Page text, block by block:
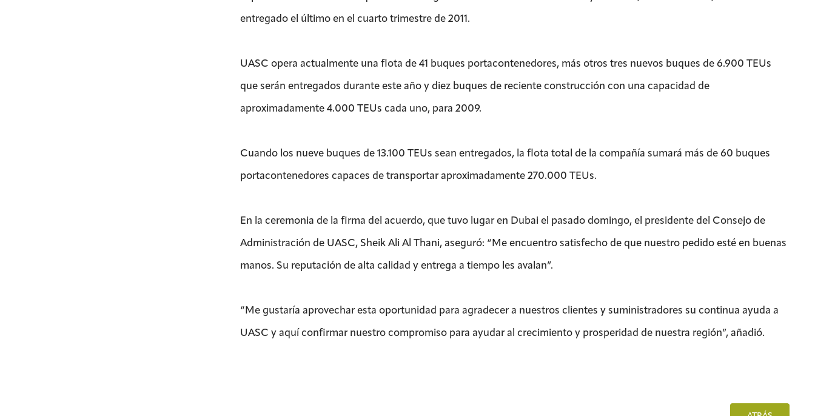
entregado el último en el cuarto trimestre de 2011.
UASC opera actualmente una flota de 41 buques portacontenedores, más otros tres nuevos buques de 6.900 TEUs
que serán entregados durante este año y diez buques de reciente construcción con una capacidad de
aproximadamente 4.000 TEUs cada uno, para 2009.
Cuando los nueve buques de 13.100 TEUs sean entregados, la flota total de la compañía sumará más de 60 buques
portacontenedores capaces de transportar aproximadamente 270.000 TEUs.
En la ceremonia de la firma del acuerdo, que tuvo lugar en Dubai el pasado domingo, el presidente del Consejo de
Administración de UASC, Sheik Ali Al Thani, aseguró: “Me encuentro satisfecho de que nuestro pedido esté en buenas
manos. Su reputación de alta calidad y entrega a tiempo les avalan”.
“Me gustaría aprovechar esta oportunidad para agradecer a nuestros clientes y suministradores su continua ayuda a
UASC y aquí confirmar nuestro compromiso para ayudar al crecimiento y prosperidad de nuestra región”, añadió.